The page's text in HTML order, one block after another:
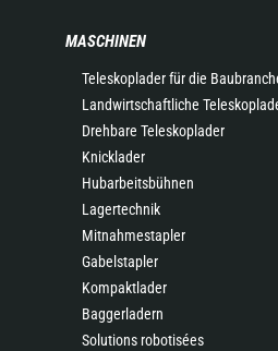
MASCHINEN
Teleskoplader für die
Landwirtschaftliche
Drehbare Teleskoplader
Knicklader
Hubarbeitsbühnen
Lagertechnik
Mitnahmestapler
Gabelstapler
Kompaktlader
Baggerladern
Solutions robotisées